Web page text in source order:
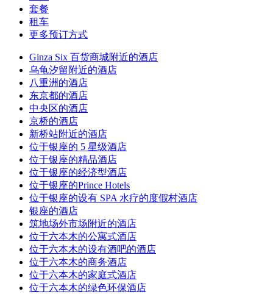
套餐
租车
更多预订方式
Ginza Six 百货商城附近的酒店
乌龟汐留附近的酒店
八重洲的酒店
东京都的酒店
中央区的酒店
京桥的酒店
新桥站附近的酒店
位于银座的 5 星级酒店
位于银座的精品酒店
位于银座的经济型酒店
位于银座的Prince Hotels
位于银座的设有 SPA 水疗的度假村酒店
银座的酒店
筑地场外市场附近的酒店
位于六本木的公寓式酒店
位于六本木的设有酒吧的酒店
位于六本木的商务酒店
位于六本木的家庭式酒店
位于六本木的绿色环保酒店